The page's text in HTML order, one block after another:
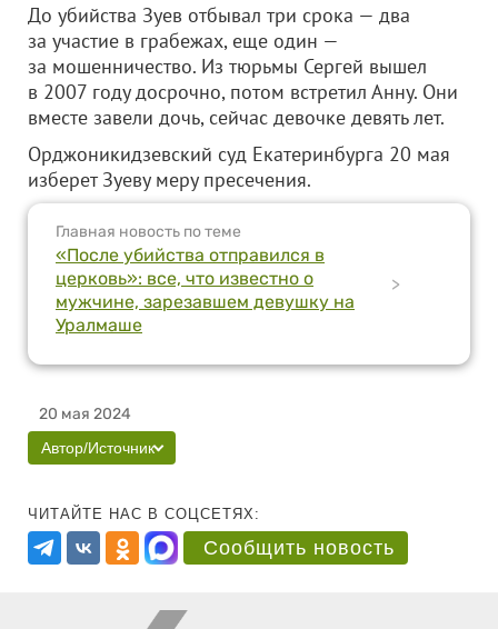
До убийства Зуев отбывал три срока — два
за участие в грабежах, еще один —
за мошенничество. Из тюрьмы Сергей вышел
в 2007 году досрочно, потом встретил Анну. Они
вместе завели дочь, сейчас девочке девять лет.
Орджоникидзевский суд Екатеринбурга 20 мая
изберет Зуеву меру пресечения.
Главная новость по теме
«После убийства отправился в
церковь»: все, что известно о
мужчине, зарезавшем девушку на
Уралмаше
>
20 мая 2024
Автор/Источник
ЧИТАЙТЕ НАС В СОЦСЕТЯХ:
Сообщить новость